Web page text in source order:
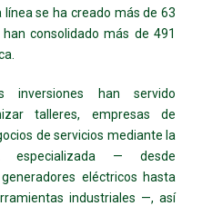
se ha creado más de 63
consolidado más de 491
han servido
talleres, empresas de
de servicios mediante la
especializada — desde
eléctricos hasta
industriales —, así